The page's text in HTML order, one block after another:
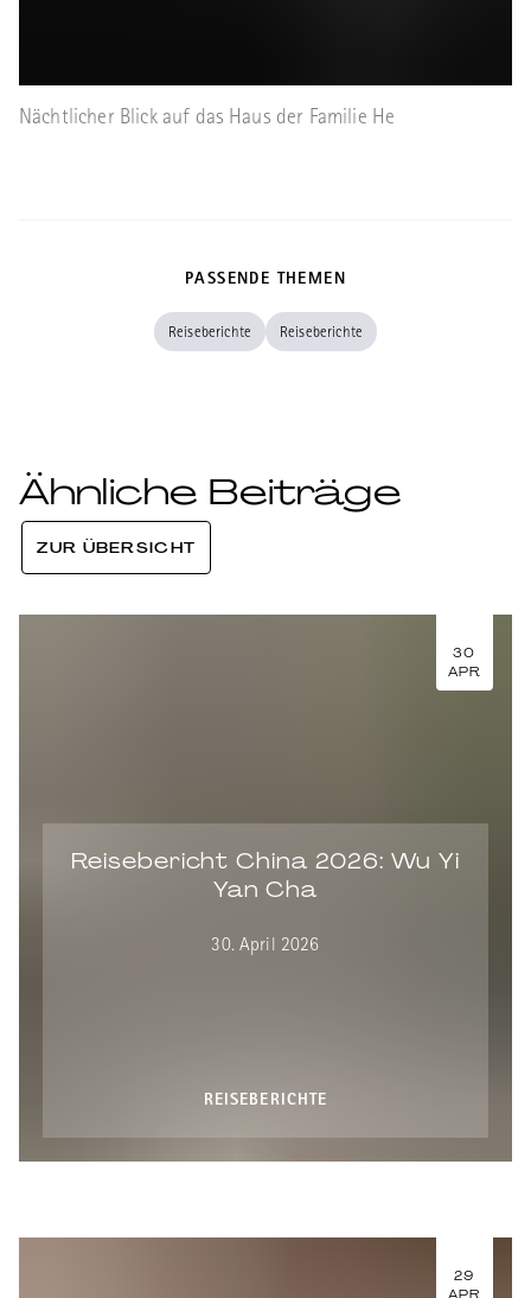
Nächtlicher Blick auf das Haus der Familie He
PASSENDE THEMEN
Reiseberichte Reiseberichte
Ähnliche Beiträge
ZUR ÜBERSICHT
30
APR
Reisebericht China 2026: Wu Yi
Yan Cha
30. April 2026
REISEBERICHTE
29